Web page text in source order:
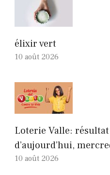
élixir vert
10 août 2026
Loterie Valle:
d’aujourd’hui,
10 août 2026